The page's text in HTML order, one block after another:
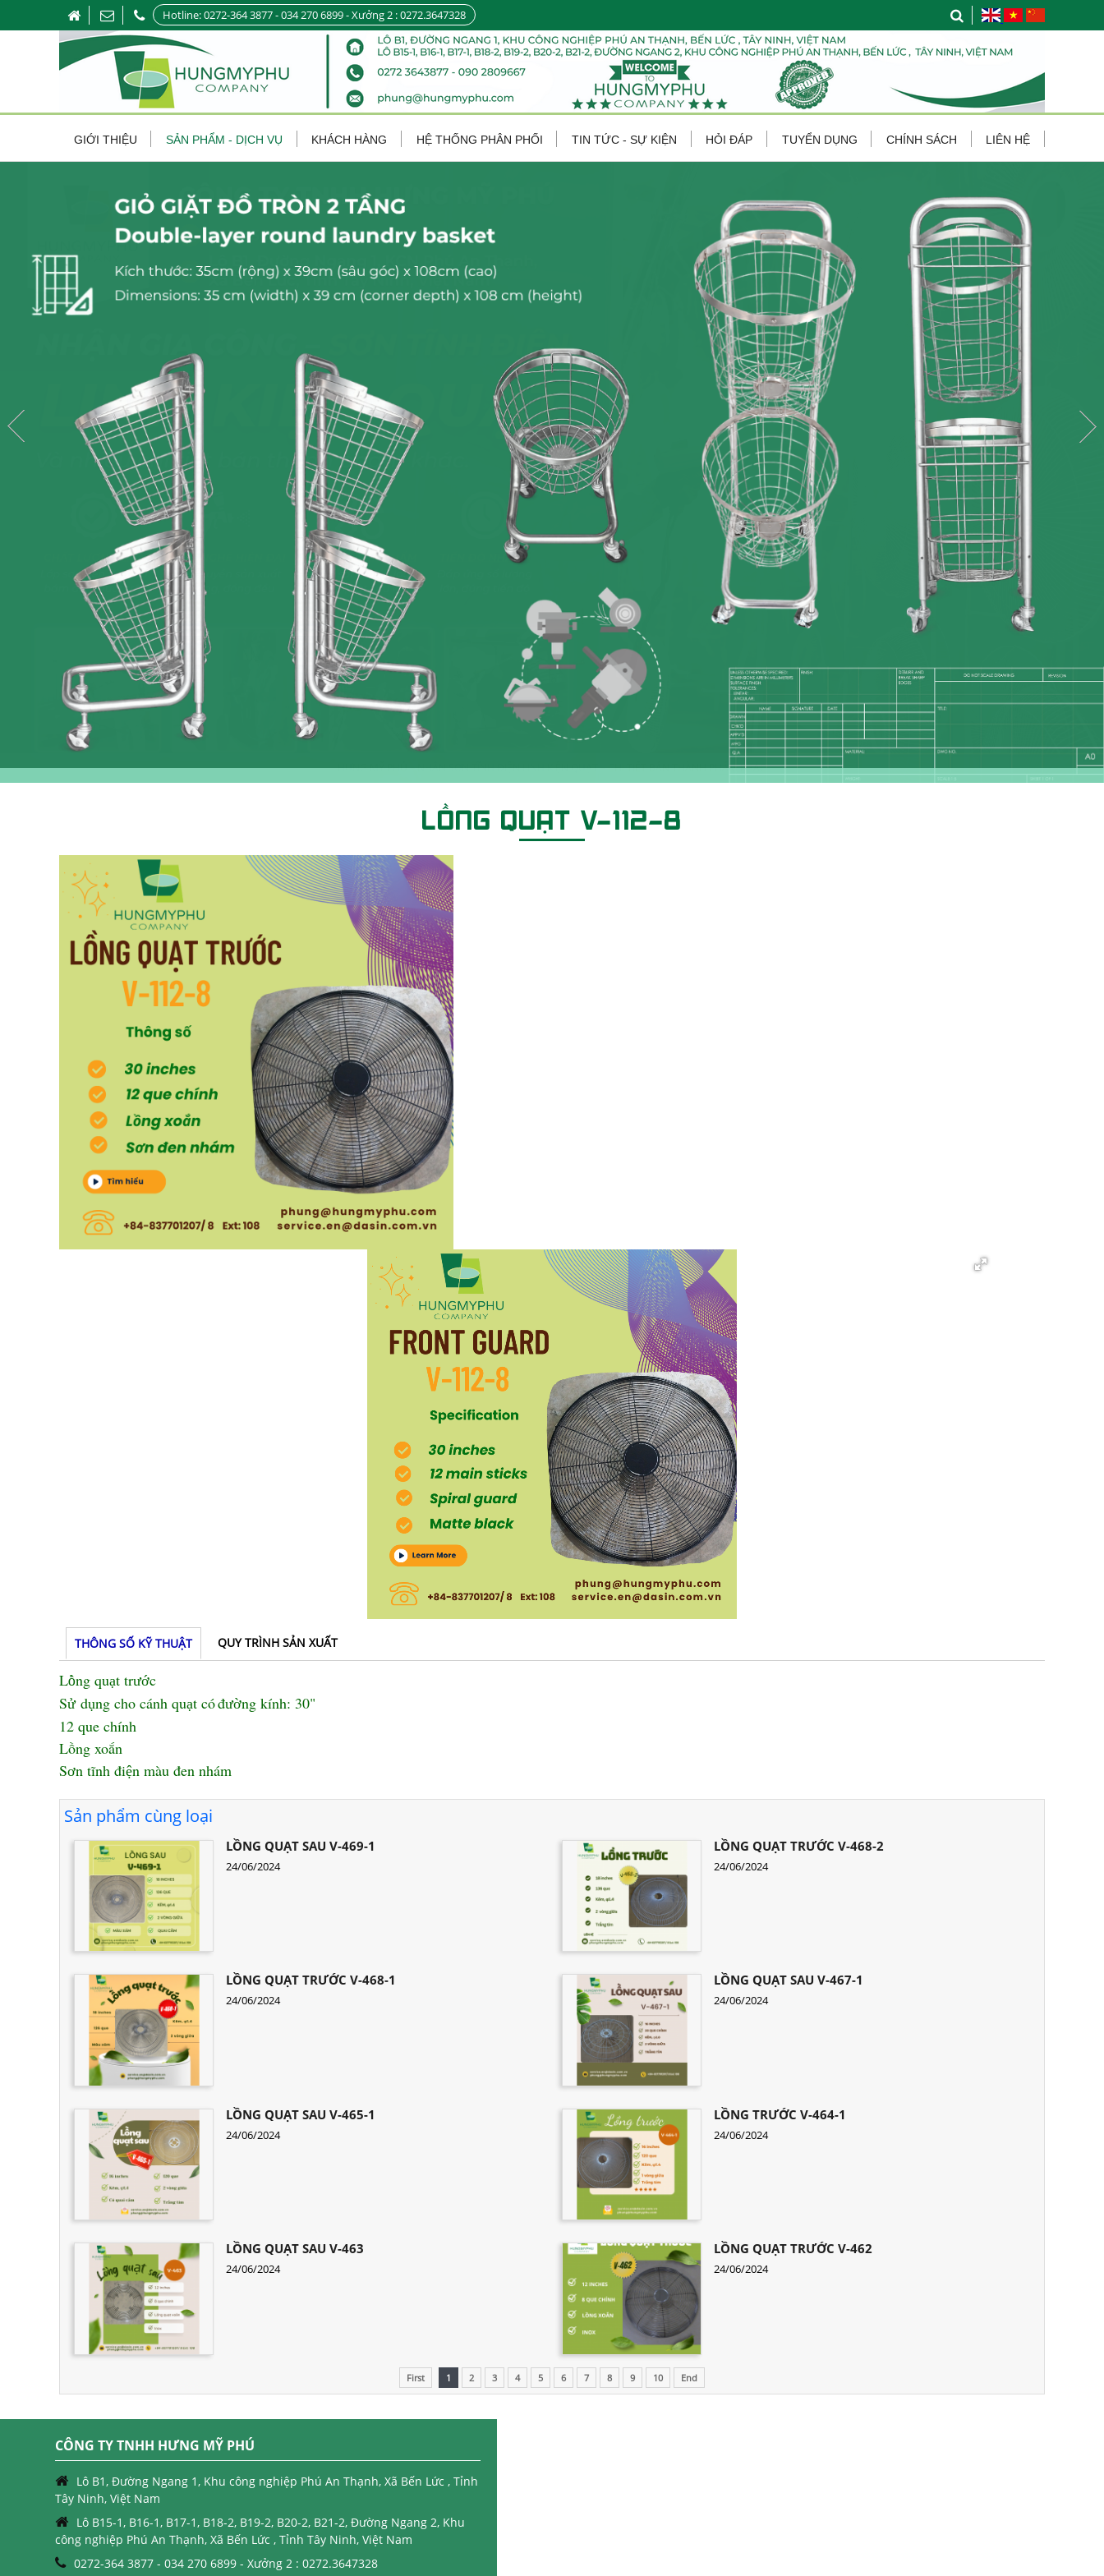
Hotline: 0272-364 3877 - 034 270 6899 - Xưởng 2 : 0272.3647328
GIỚI THIỆU SẢN PHẨM - DỊCH VỤ KHÁCH HÀNG HỆ THỐNG PHÂN PHỐI TIN TỨC - SỰ KIỆN HỎI ĐÁP TUYỂN DỤNG CHÍNH SÁCH LIÊN HỆ
LỒNG QUẠT V-112-8
THÔNG SỐ KỸ THUẬT QUY TRÌNH SẢN XUẤT
Lồng quạt trước
Sửdụng cho cánh quạt cóđường kính: 30"
12 que chính
Lồng xoắn
Sơn tĩnh điện màu đen nhám
Sản phẩm cùng loại
LỒNG QUẠT SAU V-469-1
24/06/2024
LỒNG QUẠT TRƯỚC V-468-2
24/06/2024
LỒNG QUẠT TRƯỚC V-468-1
24/06/2024
LỒNG QUẠT SAU V-467-1
24/06/2024
LỒNG QUẠT SAU V-465-1
24/06/2024
LỒNG TRƯỚC V-464-1
24/06/2024
LỒNG QUẠT SAU V-463
24/06/2024
LỒNG QUẠT TRƯỚC V-462
24/06/2024
First 1 2 3 4 5 6 7 8 9 10 End
CÔNG TY TNHH HƯNG MỸ PHÚ
Lô B1, Đường Ngang 1, Khu công nghiệp Phú An Thạnh, Xã Bến Lức , Tỉnh
Tây Ninh, Việt Nam
Lô B15-1, B16-1, B17-1, B18-2, B19-2, B20-2, B21-2, Đường Ngang 2, Khu
công nghiệp Phú An Thạnh, Xã Bến Lức , Tỉnh Tây Ninh, Việt Nam
0272-364 3877 - 034 270 6899 - Xưởng 2 : 0272.3647328